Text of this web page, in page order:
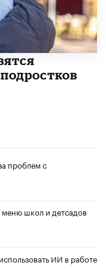
проблем с
школ и детсадов
ИИ в работе